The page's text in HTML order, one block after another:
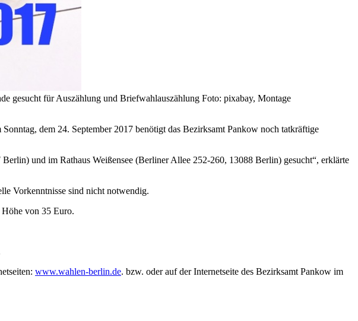
gesucht für Auszählung und Briefwahlauszählung Foto: pixabay, Montage
dem 24. September 2017 benötigt das Bezirksamt Pankow noch tatkräftige
und im Rathaus Weißensee (Berliner Allee 252-260, 13088 Berlin) gesucht“, erklärte
Vorkenntnisse sind nicht notwendig.
von 35 Euro.
www.wahlen-berlin.de. bzw. oder auf der Internetseite des Bezirksamt Pankow im